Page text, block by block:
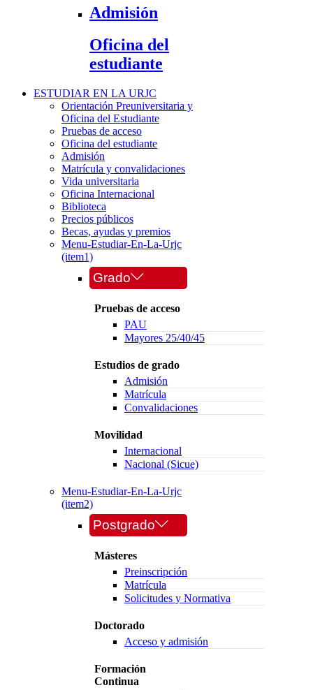
Admisión
Oficina del
estudiante
ESTUDIAR EN LA URJC
Orientación Preuniversitaria y
Oficina del Estudiante
Pruebas de acceso
Oficina del estudiante
Admisión
Matrícula y convalidaciones
Vida universitaria
Oficina Internacional
Biblioteca
Precios públicos
Becas, ayudas y premios
Menu-Estudiar-En-La-Urjc
(item1)
Grado
Pruebas de acceso
PAU
Mayores 25/40/45
Estudios de grado
Admisión
Matrícula
Convalidaciones
Movilidad
Internacional
Nacional (Sicue)
Menu-Estudiar-En-La-Urjc
(item2)
Postgrado
Másteres
Preinscripción
Matrícula
Solicitudes y Normativa
Doctorado
Acceso y admisión
Formación
Continua